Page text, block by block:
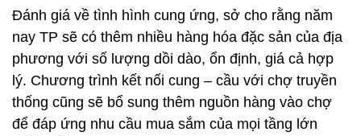
Đánh giá về tình hình cung ứng, sở cho rằng năm
nay TP sẽ có thêm nhiều hàng hóa đặc sản của địa
phương với số lượng dồi dào, ổn định, giá cả hợp
lý. Chương trình kết nối cung – cầu với chợ truyền
thống cũng sẽ bổ sung thêm nguồn hàng vào chợ
để đáp ứng nhu cầu mua sắm của mọi tầng lớn